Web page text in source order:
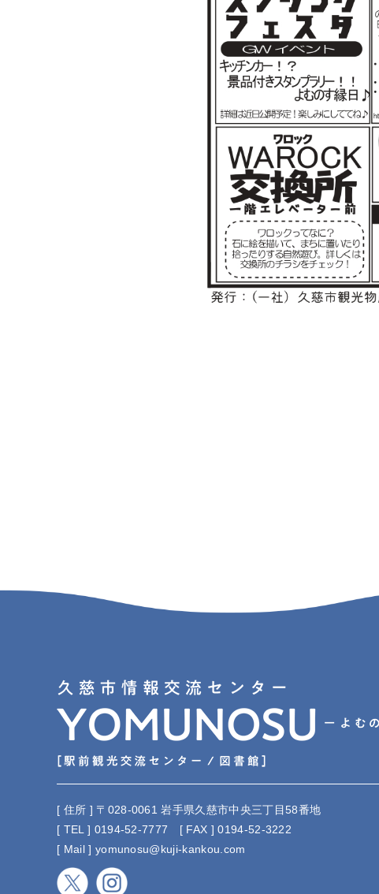
[ 住所 ] 〒028-0061 岩手県久慈市中央三丁目58番地
[ TEL ] 0194-52-7777 [ FAX ] 0194-52-3222
[ Mail ] yomunosu@kuji-kankou.com